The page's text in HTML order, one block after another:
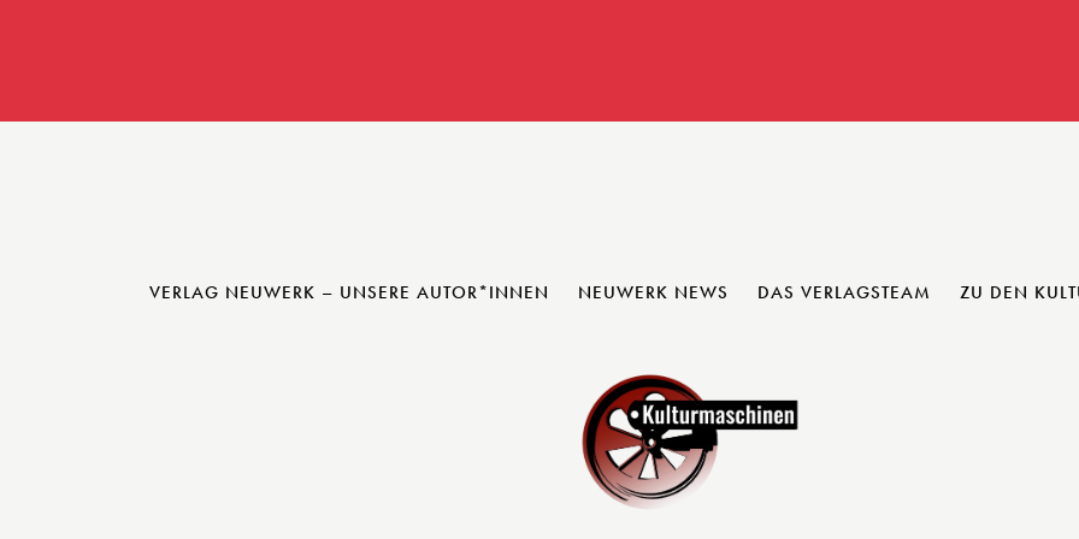
VERLAG NEUWERK – UNSERE AUTOR*INNEN NEUWERK NEWS DAS VERLAGSTEAM ZU DEN